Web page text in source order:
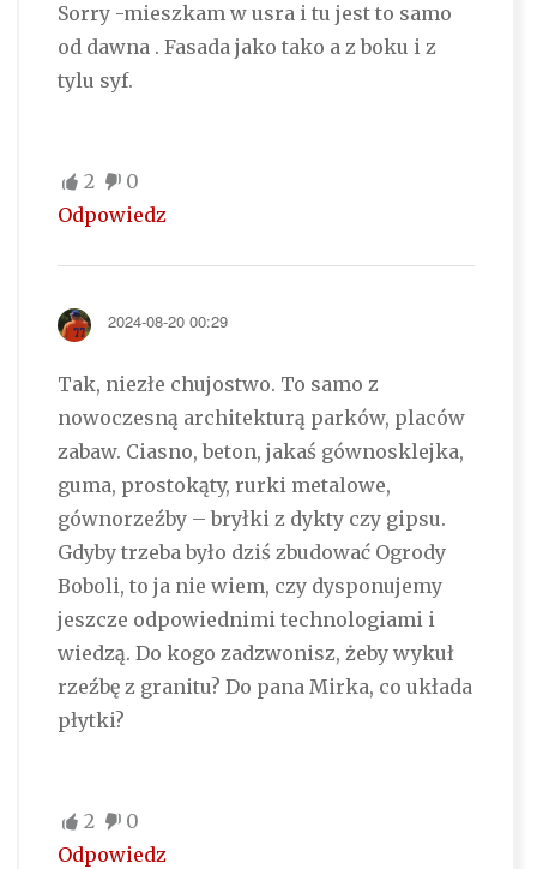
Sorry -mieszkam w usra i tu jest to samo
od dawna . Fasada jako tako a z boku i z
tylu syf.
2
0
Odpowiedz
2024-08-20 00:29
Tak, niezłe chujostwo. To samo z
nowoczesną architekturą parków, placów
zabaw. Ciasno, beton, jakaś gównosklejka,
guma, prostokąty, rurki metalowe,
gównorzeźby – bryłki z dykty czy gipsu.
Gdyby trzeba było dziś zbudować Ogrody
Boboli, to ja nie wiem, czy dysponujemy
jeszcze odpowiednimi technologiami i
wiedzą. Do kogo zadzwonisz, żeby wykuł
rzeźbę z granitu? Do pana Mirka, co układa
płytki?
2
0
Odpowiedz